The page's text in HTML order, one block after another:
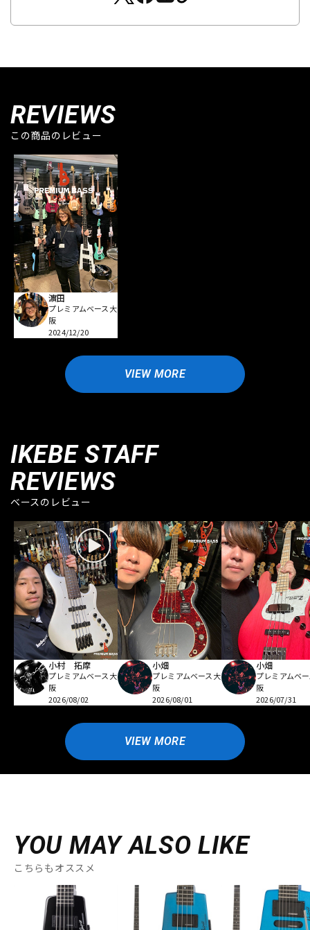
REVIEWS
この商品のレビュー
濵田
プレミアムベース大
阪
2024/12/20
VIEW MORE
IKEBE STAFF
REVIEWS
ベースのレビュー
小村 拓摩
プレミアムベース大
阪
2026/08/02
小畑
プレミアムベース大
阪
2026/08/01
小畑
プレミアムベ
阪
2026/07/31
VIEW MORE
YOU MAY ALSO LIKE
こちらもオススメ